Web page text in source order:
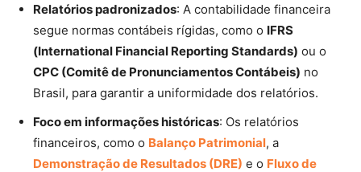
Relatórios padronizados: A contabilidade financeira
segue normas contábeis rígidas, como o IFRS
(International Financial Reporting Standards) ou o
CPC (Comitê de Pronunciamentos Contábeis) no
Brasil, para garantir a uniformidade dos relatórios.
Foco em informações históricas: Os relatórios
financeiros, como o Balanço Patrimonial, a
Demonstração de Resultados (DRE) e o Fluxo de